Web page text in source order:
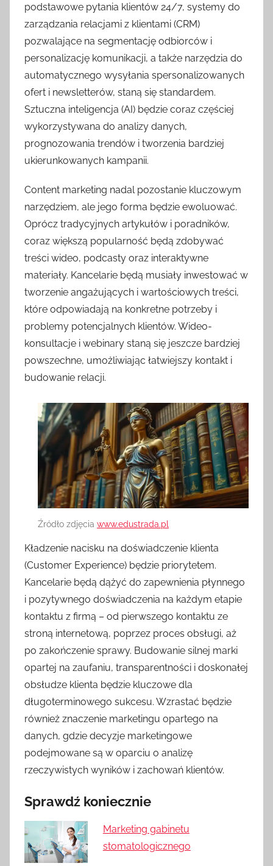
podstawowe pytania klientów 24/7, systemy do
zarządzania relacjami z klientami (CRM)
pozwalające na segmentację odbiorców i
personalizację komunikacji, a także narzędzia do
automatycznego wysyłania spersonalizowanych
ofert i newsletterów, staną się standardem.
Sztuczna inteligencja (AI) będzie coraz częściej
wykorzystywana do analizy danych,
prognozowania trendów i tworzenia bardziej
ukierunkowanych kampanii.
Content marketing nadal pozostanie kluczowym
narzędziem, ale jego forma będzie ewoluować.
Oprócz tradycyjnych artykułów i poradników,
coraz większą popularność będą zdobywać
treści wideo, podcasty oraz interaktywne
materiały. Kancelarie będą musiały inwestować w
tworzenie angażujących i wartościowych treści,
które odpowiadają na konkretne potrzeby i
problemy potencjalnych klientów. Wideo-
konsultacje i webinary staną się jeszcze bardziej
powszechne, umożliwiając łatwiejszy kontakt i
budowanie relacji.
Źródło zdjęcia www.edustrada.pl
Kładzenie nacisku na doświadczenie klienta
(Customer Experience) będzie priorytetem.
Kancelarie będą dążyć do zapewnienia płynnego
i pozytywnego doświadczenia na każdym etapie
kontaktu z firmą – od pierwszego kontaktu ze
stroną internetową, poprzez proces obsługi, aż
po zakończenie sprawy. Budowanie silnej marki
opartej na zaufaniu, transparentności i doskonałej
obsłudze klienta będzie kluczowe dla
długoterminowego sukcesu. Wzrastać będzie
również znaczenie marketingu opartego na
danych, gdzie decyzje marketingowe
podejmowane są w oparciu o analizę
rzeczywistych wyników i zachowań klientów.
Sprawdź koniecznie
Marketing gabinetu
stomatologicznego